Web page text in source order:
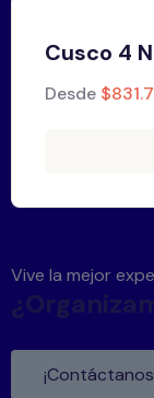
Cusco 4
Desde $
Vive la mejor